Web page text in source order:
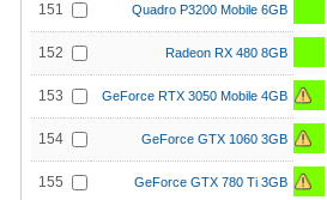
151 Quadro P3200 Mobile 6GB
152 Radeon RX 480 8GB
153 GeForce RTX 3050 Mobile 4GB
154 GeForce GTX 1060 3GB
155 GeForce GTX 780 Ti 3GB